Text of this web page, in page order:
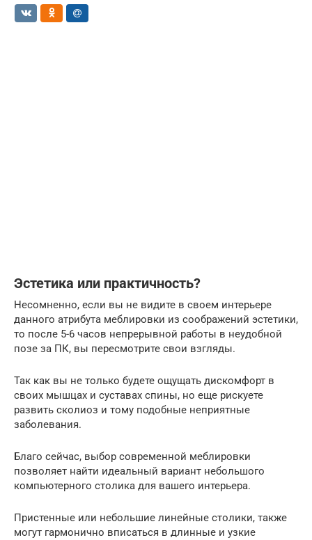
Эстетика или практичность?
Несомненно, если вы не видите в своем интерьере
данного атрибута меблировки из соображений эстетики,
то после 5-6 часов непрерывной работы в неудобной
позе за ПК, вы пересмотрите свои взгляды.
Так как вы не только будете ощущать дискомфорт в
своих мышцах и суставах спины, но еще рискуете
развить сколиоз и тому подобные неприятные
заболевания.
Благо сейчас, выбор современной меблировки
позволяет найти идеальный вариант небольшого
компьютерного столика для вашего интерьера.
Пристенные или небольшие линейные столики, также
могут гармонично вписаться в длинные и узкие